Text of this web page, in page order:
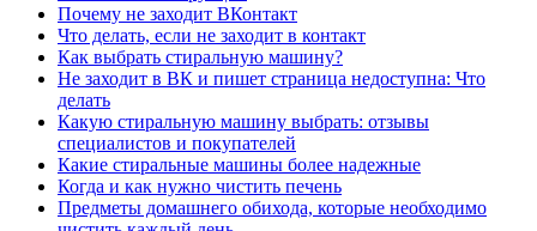
Почему не заходит ВКонтакт
Что делать, если не заходит в контакт
Как выбрать стиральную машину?
Не заходит в ВК и пишет страница недоступна: Что
делать
Какую стиральную машину выбрать: отзывы
специалистов и покупателей
Какие стиральные машины более надежные
Когда и как нужно чистить печень
Предметы домашнего обихода, которые необходимо